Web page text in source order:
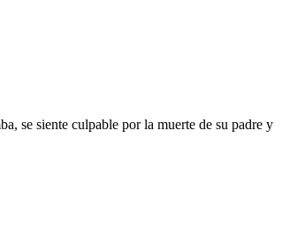
se siente culpable por la muerte de su padre y